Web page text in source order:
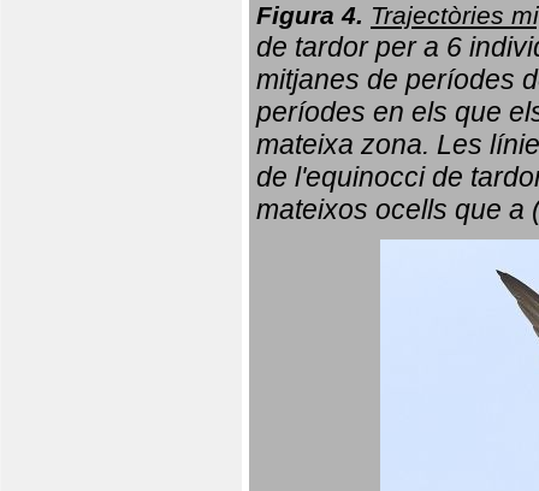
Figura 4. Trajectòries
de tardor per a 6
mitjanes de períodes
períodes en els que
mateixa zona. Les
de l'equinocci de
mateixos ocells que a